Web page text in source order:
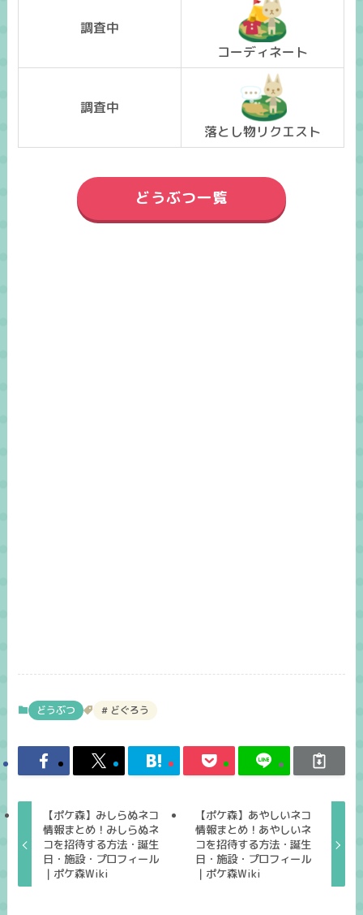
調査中
コーディネート
調査中
落とし物リクエスト
どうぶつ一覧
どうぶつ どぐろう
【ポケ森】みしらぬネコ
情報まとめ！みしらぬネ
コを招待する方法・誕生
日・施設・プロフィール
｜ポケ森Wiki
【ポケ森】あやしいネコ
情報まとめ！あやしいネ
コを招待する方法・誕生
日・施設・プロフィール
｜ポケ森Wiki